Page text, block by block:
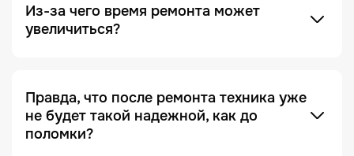
был действительно выполнен, и увидеть, что
именно случилось с устройством.
Из-за чего время ремонта может
увеличиться?
ремонта возникает на этапе диагностики, когда
проблема проявляется не явно. Чтобы ее
зафиксировать и локализовать, техника должна
Правда, что после ремонта техника уже
не будет такой надежной, как до
поломки?